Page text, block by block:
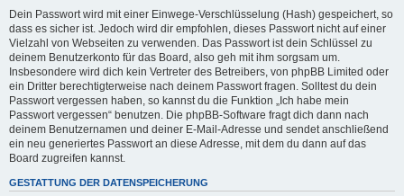
Dein Passwort wird mit einer Einwege-Verschlüsselung (Hash) gespeichert, so
dass es sicher ist. Jedoch wird dir empfohlen, dieses Passwort nicht auf einer
Vielzahl von Webseiten zu verwenden. Das Passwort ist dein Schlüssel zu
deinem Benutzerkonto für das Board, also geh mit ihm sorgsam um.
Insbesondere wird dich kein Vertreter des Betreibers, von phpBB Limited oder
ein Dritter berechtigterweise nach deinem Passwort fragen. Solltest du dein
Passwort vergessen haben, so kannst du die Funktion „Ich habe mein
Passwort vergessen“ benutzen. Die phpBB-Software fragt dich dann nach
deinem Benutzernamen und deiner E-Mail-Adresse und sendet anschließend
ein neu generiertes Passwort an diese Adresse, mit dem du dann auf das
Board zugreifen kannst.
GESTATTUNG DER DATENSPEICHERUNG